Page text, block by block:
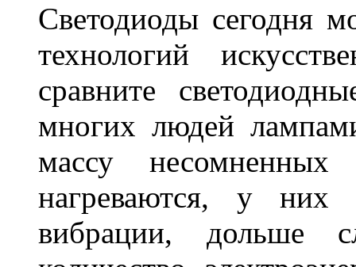
Светодиоды сегодня
технологий
сравните
многих людей
массу
нагреваются, у них
вибрации, дольше